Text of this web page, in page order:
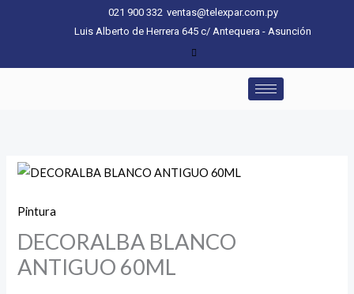
021 900 332 ventas@telexpar.com.py
Luis Alberto de Herrera 645 c/ Antequera - Asunción
Pintura
DECORALBA BLANCO
ANTIGUO 60ML
DECORALBA
ANTIGUO
60ML
cantidad